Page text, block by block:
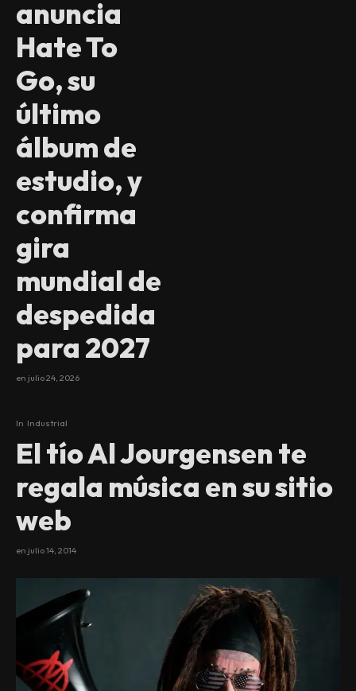
anuncia
Hate To
Go, su
último
álbum de
estudio, y
confirma
gira
mundial de
despedida
para 2027
en julio 24, 2026
In Industrial
El tío Al Jourgensen te
regala música en su sitio
web
en julio 14, 2014